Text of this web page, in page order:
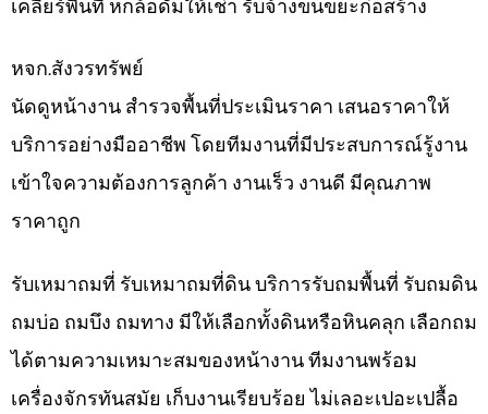
หจก.สังวรทรัพย์
นัดดูหน้างาน สำรวจพื้นที่ประเมินราคา เสนอราคาให้
บริการอย่างมืออาชีพ โดยทีมงานที่มีประสบการณ์รู้งาน
เข้าใจความต้องการลูกค้า งานเร็ว งานดี มีคุณภาพ
ราคาถูก
รับเหมาถมที่ รับเหมาถมที่ดิน บริการรับถมพื้นที่ รับถมดิน
ถมบ่อ ถมบึง ถมทาง มีให้เลือกทั้งดินหรือหินคลุก เลือกถม
ได้ตามความเหมาะสมของหน้างาน ทีมงานพร้อม
เครื่องจักรทันสมัย เก็บงานเรียบร้อย ไม่เลอะเปอะเปลื้อ